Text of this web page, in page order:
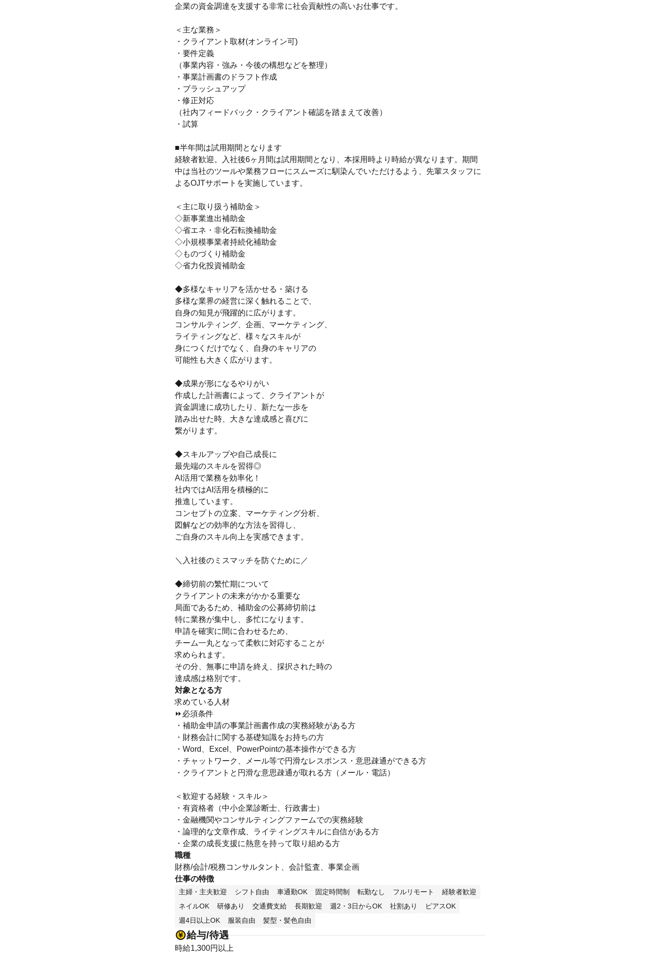
企業の資金調達を支援する非常に社会貢献性の高いお仕事です。
＜主な業務＞
・クライアント取材(オンライン可)
・要件定義
（事業内容・強み・今後の構想などを整理）
・事業計画書のドラフト作成
・ブラッシュアップ
・修正対応
（社内フィードバック・クライアント確認を踏まえて改善）
・試算
■半年間は試用期間となります
経験者歓迎。入社後6ヶ月間は試用期間となり、本採用時より時給が異なります。期間
中は当社のツールや業務フローにスムーズに馴染んでいただけるよう、先輩スタッフに
よるOJTサポートを実施しています。
＜主に取り扱う補助金＞
◇新事業進出補助金
◇省エネ・非化石転換補助金
◇小規模事業者持続化補助金
◇ものづくり補助金
◇省力化投資補助金
◆多様なキャリアを活かせる・築ける
多様な業界の経営に深く触れることで、
自身の知見が飛躍的に広がります。
コンサルティング、企画、マーケティング、
ライティングなど、様々なスキルが
身につくだけでなく、自身のキャリアの
可能性も大きく広がります。
◆成果が形になるやりがい
作成した計画書によって、クライアントが
資金調達に成功したり、新たな一歩を
踏み出せた時、大きな達成感と喜びに
繋がります。
◆スキルアップや自己成長に
最先端のスキルを習得◎
AI活用で業務を効率化！
社内ではAI活用を積極的に
推進しています。
コンセプトの立案、マーケティング分析、
図解などの効率的な方法を習得し、
ご自身のスキル向上を実感できます。
＼入社後のミスマッチを防ぐために／
◆締切前の繁忙期について
クライアントの未来がかかる重要な
局面であるため、補助金の公募締切前は
特に業務が集中し、多忙になります。
申請を確実に間に合わせるため、
チーム一丸となって柔軟に対応することが
求められます。
その分、無事に申請を終え、採択された時の
達成感は格別です。
対象となる方
求めている人材
⏩必須条件
・補助金申請の事業計画書作成の実務経験がある方
・財務会計に関する基礎知識をお持ちの方
・Word、Excel、PowerPointの基本操作ができる方
・チャットワーク、メール等で円滑なレスポンス・意思疎通ができる方
・クライアントと円滑な意思疎通が取れる方（メール・電話）
＜歓迎する経験・スキル＞
・有資格者（中小企業診断士、行政書士）
・金融機関やコンサルティングファームでの実務経験
・論理的な文章作成、ライティングスキルに自信がある方
・企業の成長支援に熱意を持って取り組める方
職種
財務/会計/税務コンサルタント、会計監査、事業企画
仕事の特徴
主婦・主夫歓迎 シフト自由 車通勤OK 固定時間制 転勤なし フルリモート
経験者歓迎
ネイルOK
研修あり 交通費支給 長期歓迎 週2・3日からOK 社割あり
ピアスOK
週4日以上OK
服装自由 髪型・髪色自由
給与/待遇
時給1,300円以上